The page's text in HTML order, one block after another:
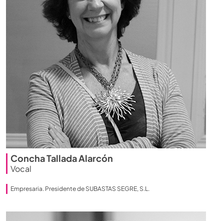
Concha Tallada Alarcón
Vocal
Empresaria. Presidente de SUBASTAS SEGRE, S.L.